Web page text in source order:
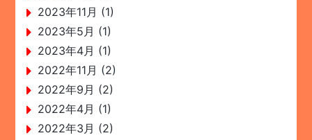
2023年11月 (1)
2023年5月 (1)
2023年4月 (1)
2022年11月 (2)
2022年9月 (2)
2022年4月 (1)
2022年3月 (2)